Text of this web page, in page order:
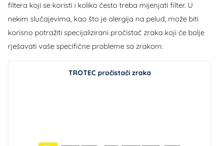
filtera koji se koristi i koliko često treba mijenjati filter. U
nekim slučajevima, kao što je alergija na pelud, može biti
korisno potražiti specijalizirani pročistač zraka koji će bolje
rješavati vaše specifične probleme sa zrakom.
TROTEC pročistači zraka